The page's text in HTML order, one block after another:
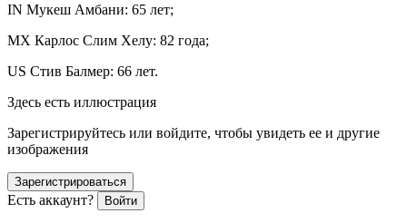
IN Мукеш Амбани: 65 лет;
MX Карлос Слим Хелу: 82 года;
US Стив Балмер: 66 лет.
Здесь есть иллюстрация
Зарегистрируйтесь или войдите, чтобы увидеть ее и другие
изображения
Зарегистрироваться
Есть аккаунт? Войти